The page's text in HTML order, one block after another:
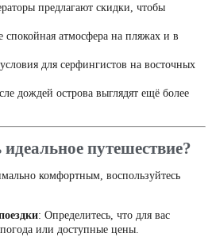
предлагают скидки, чтобы
спокойная атмосфера на пляжах и в
для серфингистов на восточных
дождей острова выглядят ещё более
путешествие?
комфортным, воспользуйтесь
: Определитесь, что для вас
или доступные цены.